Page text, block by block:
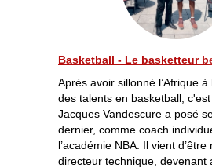
Basketball - Le basketteur
Après avoir sillonné l’Afrique
des talents en basketball,
Jacques Vandescure a posé
dernier, comme coach
l’académie NBA. Il vient d’être
directeur technique, devenant